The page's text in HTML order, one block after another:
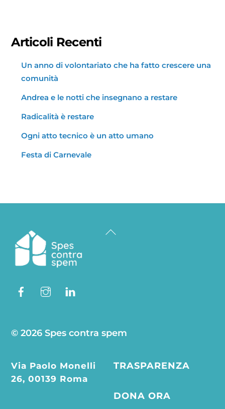
Articoli Recenti
Un anno di volontariato che ha fatto crescere una
comunità
Andrea e le notti che insegnano a restare
Radicalità è restare
Ogni atto tecnico è un atto umano
Festa di Carnevale
Back
FacebookInstagram
© 2026 Spes contra spem
Via Paolo Monelli
26, 00139 Roma
TRASPARENZA
DONA ORA